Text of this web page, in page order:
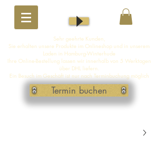
Sehr geehrte Kunden,
Sie erhalten unsere Produkte im Onlineshop und in unserem
Laden in Hamburg-Winterhude
Ihre Online-Bestellung lassen wir innerhalb von 5 Werktagen
über DHL liefern.
Ein Besuch im Geschäft ist nur nach Terminbuchung möglich
Termin buchen